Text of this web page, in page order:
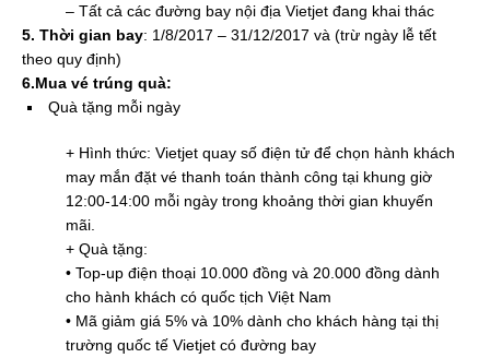
– Tất cả các đường bay nội địa Vietjet đang khai thác
5. Thời gian bay: 1/8/2017 – 31/12/2017 và (trừ ngày lễ tết
theo quy định)
6.Mua vé trúng quà:
Quà tặng mỗi ngày
+ Hình thức: Vietjet quay số điện tử để chọn hành khách
may mắn đặt vé thanh toán thành công tại khung giờ
12:00-14:00 mỗi ngày trong khoảng thời gian khuyến
mãi.
+ Quà tặng:
• Top-up điện thoại 10.000 đồng và 20.000 đồng dành
cho hành khách có quốc tịch Việt Nam
• Mã giảm giá 5% và 10% dành cho khách hàng tại thị
trường quốc tế Vietjet có đường bay